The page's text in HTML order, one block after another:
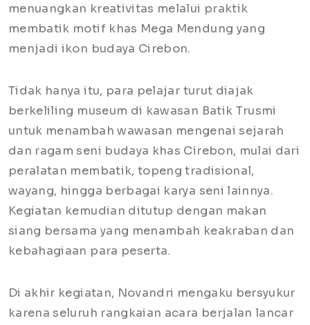
menuangkan kreativitas melalui praktik
membatik motif khas Mega Mendung yang
menjadi ikon budaya Cirebon.
Tidak hanya itu, para pelajar turut diajak
berkeliling museum di kawasan Batik Trusmi
untuk menambah wawasan mengenai sejarah
dan ragam seni budaya khas Cirebon, mulai dari
peralatan membatik, topeng tradisional,
wayang, hingga berbagai karya seni lainnya.
Kegiatan kemudian ditutup dengan makan
siang bersama yang menambah keakraban dan
kebahagiaan para peserta.
Di akhir kegiatan, Novandri mengaku bersyukur
karena seluruh rangkaian acara berjalan lancar